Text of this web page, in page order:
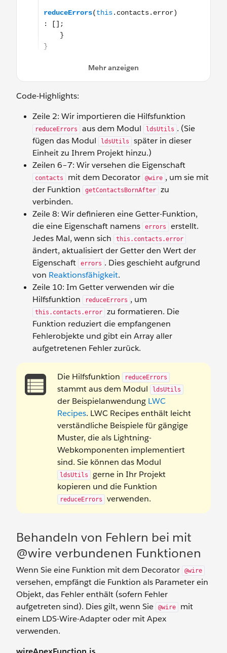
Code-Highlights:
Zeile 2: Wir importieren die Hilfsfunktion
reduceErrors aus dem Modul ldsUtils . (Sie
fügen das Modul
ldsUtils
später in dieser
Einheit zu Ihrem Projekt hinzu.)
Zeilen 6–7: Wir versehen die Eigenschaft
contacts mit dem Decorator @wire , um sie mit
der Funktion
getContactsBornAfter
zu
verbinden.
Zeile 8: Wir definieren eine Getter-Funktion,
die eine Eigenschaft namens
errors
erstellt.
Jedes Mal, wenn sich
this.contacts.error
ändert, aktualisiert der Getter den Wert der
Eigenschaft
errors . Dies geschieht aufgrund
von Reaktionsfähigkeit.
Zeile 10: Im Getter verwenden wir die
Hilfsfunktion
reduceErrors , um
this.contacts.error
zu formatieren. Die
Funktion reduziert die empfangenen
Fehlerobjekte und gibt ein Array aller
aufgetretenen Fehler zurück.
Die Hilfsfunktion reduceErrors
stammt aus dem Modul ldsUtils
der Beispielanwendung LWC
Recipes. LWC Recipes enthält leicht
verständliche Beispiele für gängige
Muster, die als Lightning-
Webkomponenten implementiert
sind. Sie können das Modul
ldsUtils
gerne in Ihr Projekt
kopieren und die Funktion
reduceErrors verwenden.
Behandeln von Fehlern bei mit
@wire verbundenen Funktionen
Wenn Sie eine Funktion mit dem Decorator @wire
versehen, empfängt die Funktion als Parameter ein
Objekt, das Fehler enthält (sofern Fehler
aufgetreten sind). Dies gilt, wenn Sie
@wire
mit
einem LDS-Wire-Adapter oder mit Apex
verwenden.